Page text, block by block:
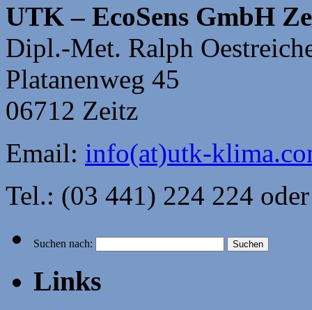
UTK – EcoSens GmbH
Dipl.-Met. Ralph
Platanenweg 45
06712 Zeitz
Email: info(at)utk-
Tel.: (03 441) 224 224
Suchen nach:
Links